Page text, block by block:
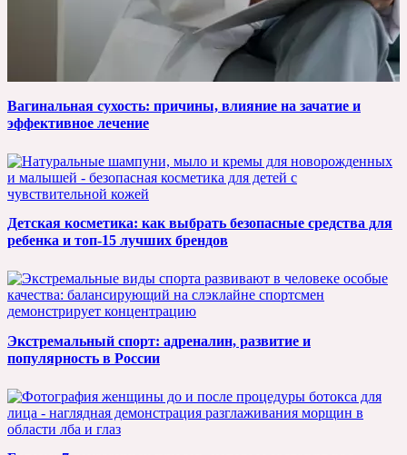
Вагинальная сухость: причины, влияние на зачатие и
эффективное лечение
Детская косметика: как выбрать безопасные средства для
ребенка и топ-15 лучших брендов
Экстремальный спорт: адреналин, развитие и
популярность в России